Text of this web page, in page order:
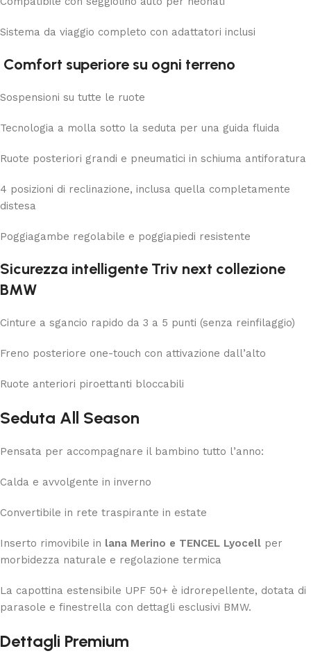
Sistema da viaggio completo con adattatori inclusi
Comfort superiore su ogni terreno
Sospensioni su tutte le ruote
Tecnologia a molla sotto la seduta per una guida fluida
Ruote posteriori grandi e pneumatici in schiuma antiforatura
4 posizioni di reclinazione, inclusa quella completamente
distesa
Poggiagambe regolabile e poggiapiedi resistente
Sicurezza intelligente Triv next collezione
BMW
Cinture a sgancio rapido da 3 a 5 punti (senza reinfilaggio)
Freno posteriore one-touch con attivazione dall’alto
Ruote anteriori piroettanti bloccabili
Seduta All Season
Pensata per accompagnare il bambino tutto l’anno:
Calda e avvolgente in inverno
Convertibile in rete traspirante in estate
Inserto rimovibile in lana Merino e TENCEL Lyocell per
morbidezza naturale e regolazione termica
La capottina estensibile UPF 50+ è idrorepellente, dotata di
parasole e finestrella con dettagli esclusivi BMW.
Dettagli Premium